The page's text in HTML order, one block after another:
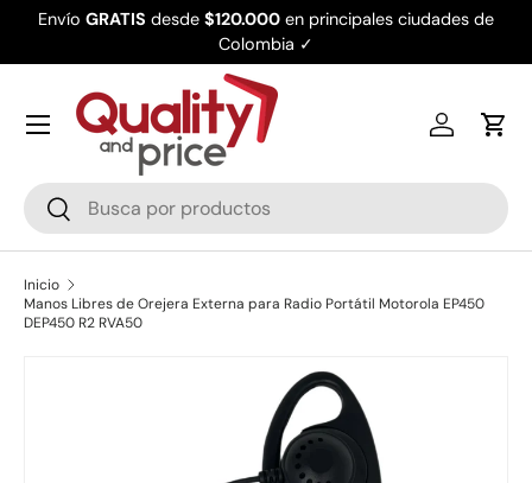
Envío GRATIS desde $120.000 en principales ciudades de
Colombia ✓
Buscar
Buscar
Iniciar
Inicio
Manos Libres de Orejera Externa para Radio Portátil Motorola EP450
DEP450 R2 RVA50
Ir directamente a la información del producto